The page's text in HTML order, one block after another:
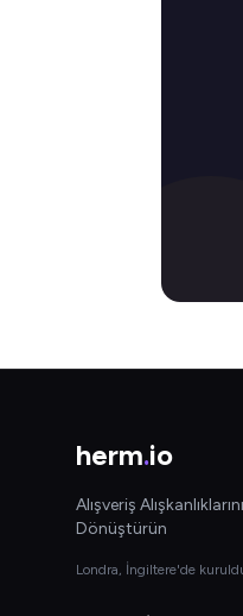
herm.io
Alışveriş
Dönüştürün
Londra, İngiltere'de